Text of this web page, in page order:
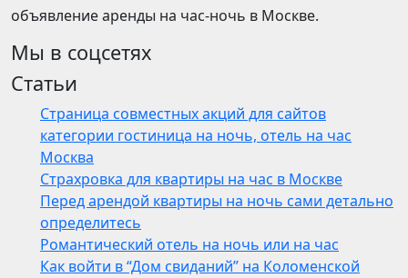
объявление аренды на час-ночь в Москве.
Мы в соцсетях
Статьи
Страница совместных акций для сайтов
категории гостиница на ночь, отель на час
Москва
Страхровка для квартиры на час в Москве
Перед арендой квартиры на ночь сами детально
определитесь
Романтический отель на ночь или на час
Как войти в “Дом свиданий” на Коломенской